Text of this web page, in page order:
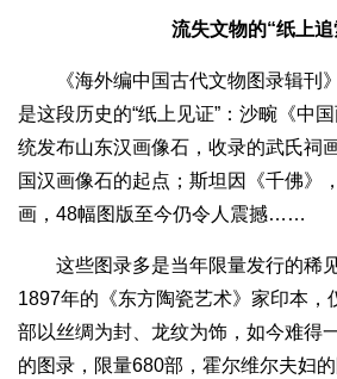
流失文物的“纸上追
《海外编中国古代文物图录辑刊
是这段历史的“纸上见证”：沙畹《中
统发布山东汉画像石，收录的武氏祠
国汉画像石的起点；斯坦因《千佛》
画，48幅图版至今仍令人震撼……
这些图录多是当年限量发行的稀
1897年的《东方陶瓷艺术》家印本，
部以丝绸为封、龙纹为饰，如今难得
的图录，限量680部，霍尔维尔夫妇